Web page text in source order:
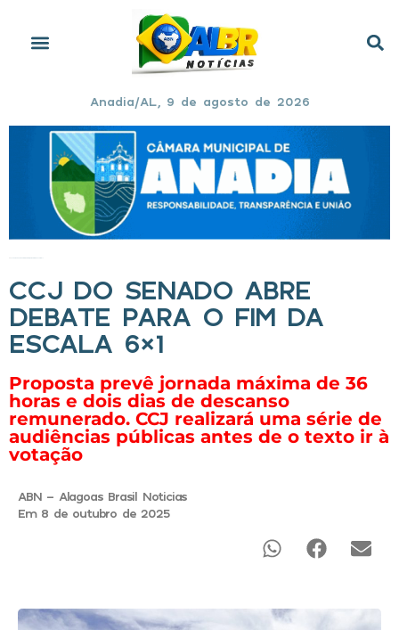
Anadia/AL, 9 de agosto de 2026
CCJ DO SENADO ABRE
DEBATE PARA O FIM DA
ESCALA 6×1
Proposta prevê jornada máxima de 36
horas e dois dias de descanso
remunerado. CCJ realizará uma série de
audiências públicas antes de o texto ir à
votação
ABN - Alagoas Brasil Noticias
Em 8 de outubro de 2025